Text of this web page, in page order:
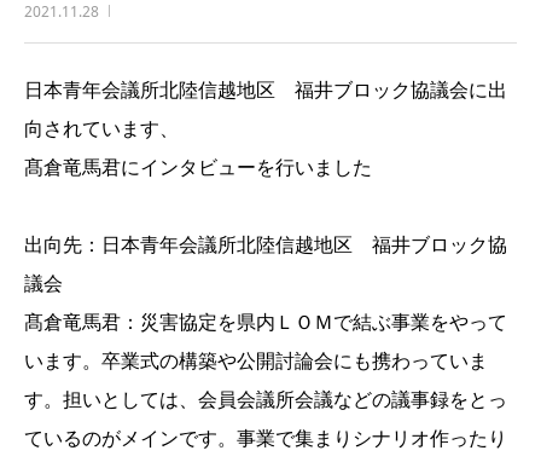
2021.11.28
日本青年会議所北陸信越地区 福井ブロック協議会に出
向されています、
髙倉竜馬君にインタビューを行いました
出向先：日本青年会議所北陸信越地区 福井ブロック協
議会
髙倉竜馬君：災害協定を県内ＬＯＭで結ぶ事業をやって
います。卒業式の構築や公開討論会にも携わっていま
す。担いとしては、会員会議所会議などの議事録をとっ
ているのがメインです。事業で集まりシナリオ作ったり